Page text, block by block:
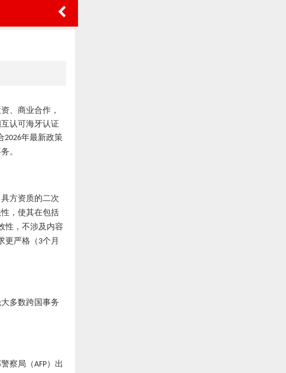
、商业合作，
认可海牙认证
2026年最新政策
。
方资质的二次
，使其在包括
性，不涉及内容
更严格（ 3个月
多数跨国事务
察局（AFP）出